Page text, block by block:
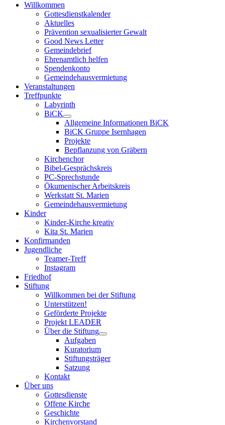
Willkommen
Gottesdienstkalender
Aktuelles
Prävention sexualisierter Gewalt
Good News Letter
Gemeindebrief
Ehrenamtlich helfen
Spendenkonto
Gemeindehausvermietung
Veranstaltungen
Treffpunkte
Labyrinth
BiCK
Allgemeine Informationen BiCK
BiCK Gruppe Isernhagen
Projekte
Bepflanzung von Gräbern
Kirchenchor
Bibel-Gesprächskreis
PC-Sprechstunde
Ökumenischer Arbeitskreis
Werkstatt St. Marien
Gemeindehausvermietung
Kinder
Kinder-Kirche kreativ
Kita St. Marien
Konfirmanden
Jugendliche
Teamer-Treff
Instagram
Friedhof
Stiftung
Willkommen bei der Stiftung
Unterstützen!
Geförderte Projekte
Projekt LEADER
Über die Stiftung
Aufgaben
Kuratorium
Stiftungsträger
Satzung
Kontakt
Über uns
Gottesdienste
Offene Kirche
Geschichte
Kirchenvorstand